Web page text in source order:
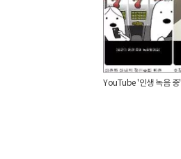
YouTube '인생 녹음 중'